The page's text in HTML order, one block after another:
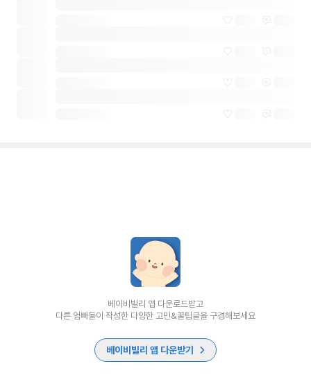
베이비빌리 앱 다운로드받고
다른 엄빠들이 작성한 다양한 고민&꿀팁글을 구경해보세요
베이비빌리 앱 다운받기